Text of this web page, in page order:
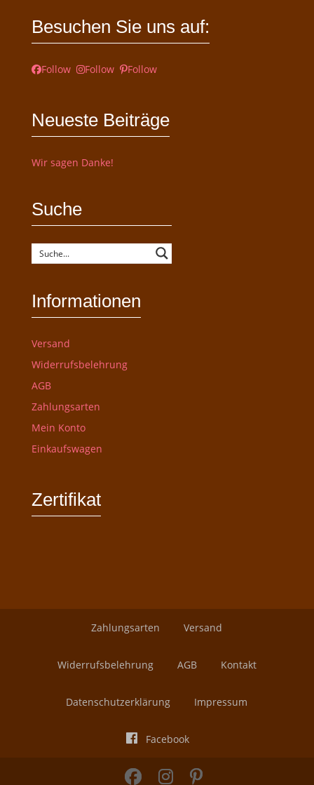
Besuchen Sie uns auf:
Follow Follow Follow
Neueste Beiträge
Wir sagen Danke!
Suche
Informationen
Versand
Widerrufsbelehrung
AGB
Zahlungsarten
Mein Konto
Einkaufswagen
Zertifikat
Zahlungsarten Versand
Widerrufsbelehrung AGB Kontakt
Datenschutzerklärung Impressum
Facebook